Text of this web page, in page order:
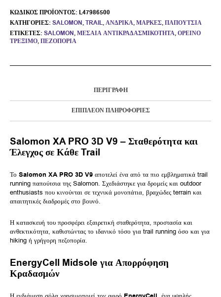
ΚΩΔΙΚΌΣ ΠΡΟΪΌΝΤΟΣ: L47986500
ΚΑΤΗΓΟΡΊΕΣ: SALOMON,TRAIL,ΑΝΔΡΙΚΆ,ΜΆΡΚΕΣ,ΠΑΠΟΎΤΣΙΑ
ΕΤΙΚΈΤΕΣ: SALOMON,ΜΕΣΑΊΑ ΑΝΤΙΚΡΑΔΑΣΜΙΚΌΤΗΤΑ,ΟΡΕΙΝΌ
ΤΡΈΞΙΜΟ,ΠΕΖΟΠΟΡΊΑ
ΠΕΡΙΓΡΑΦΉ
ΕΠΙΠΛΈΟΝ ΠΛΗΡΟΦΟΡΊΕΣ
Salomon XA PRO 3D V9 – Σταθερότητα και
Έλεγχος σε Κάθε Trail
Το Salomon XA PRO 3D V9 αποτελεί ένα από τα πιο εμβληματικά trail
running παπούτσια της Salomon. Σχεδιάστηκε για δρομείς και outdoor
enthusiasts που κινούνται σε τεχνικά μονοπάτια, βραχώδες terrain και
απαιτητικές διαδρομές στο βουνό.
Η κατασκευή του προσφέρει εξαιρετική σταθερότητα, προστασία και
ανθεκτικότητα, καθιστώντας το ιδανικό τόσο για trail running όσο και για
hiking ή γρήγορη πεζοπορία.
EnergyCell Midsole για Απορρόφηση
Κραδασμών